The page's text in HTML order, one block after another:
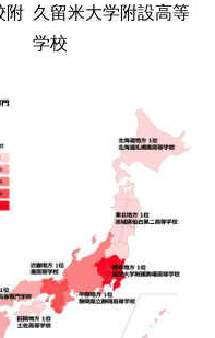
附 久留米大学附設高等
学校